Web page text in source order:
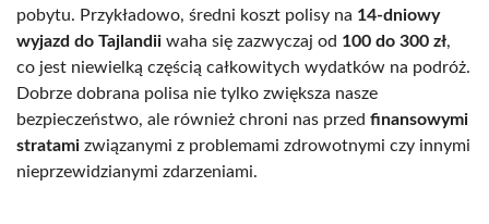
pobytu. Przykładowo, średni koszt polisy na 14-dniowy
wyjazd do Tajlandii waha się zazwyczaj od 100 do 300 zł,
co jest niewielką częścią całkowitych wydatków na podróż.
Dobrze dobrana polisa nie tylko zwiększa nasze
bezpieczeństwo, ale również chroni nas przed finansowymi
stratami związanymi z problemami zdrowotnymi czy innymi
nieprzewidzianymi zdarzeniami.